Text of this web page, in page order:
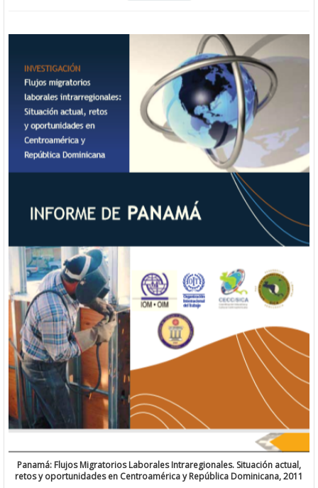
Panamá: Flujos Migratorios Laborales Intraregionales. Situación actual,
retos y oportunidades en Centroamérica y República Dominicana, 2011